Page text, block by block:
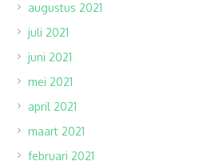
augustus 2021
juli 2021
juni 2021
mei 2021
april 2021
maart 2021
februari 2021